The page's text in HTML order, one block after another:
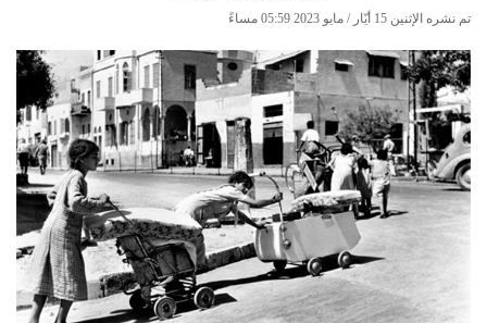
تم نشره الإثنين 15 أيّار / مايو 2023 05:59 مساءً